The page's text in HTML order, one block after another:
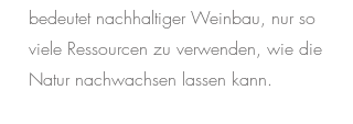
bedeutet nachhaltiger Weinbau, nur so
viele Ressourcen zu verwenden, wie die
Natur nachwachsen lassen kann.